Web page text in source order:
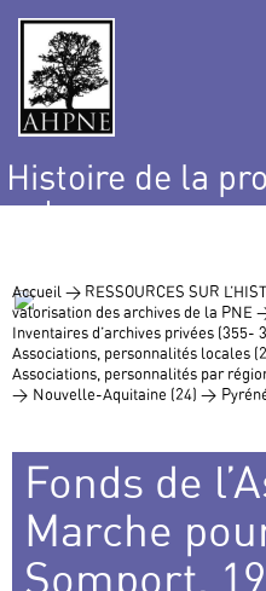
Histoire de la
nature
Accueil > RESSOURCES SUR
valorisation des archives de la PNE
Inventaires d’archives privées
Associations, personnalités locales
Associations, personnalités par
> Nouvelle-Aquitaine (24) >
Fonds de
Marche
Somport,